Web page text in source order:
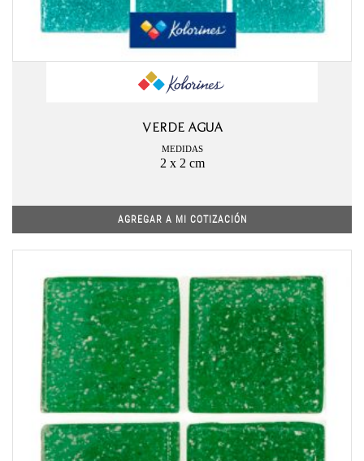
VERDE AGUA
MEDIDAS
2 x 2 cm
AGREGAR A MI COTIZACIÓN